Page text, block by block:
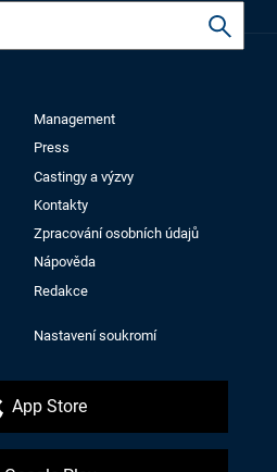
Management
Press
Castingy a výzvy
Kontakty
Zpracování osobních údajů
Nápověda
Redakce
Nastavení soukromí
App Store